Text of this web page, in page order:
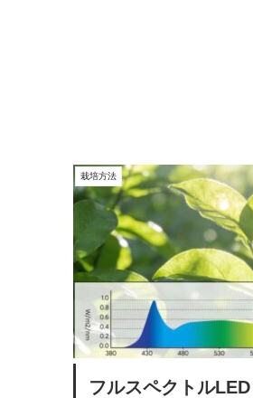
栽培方法
フルスペクトル